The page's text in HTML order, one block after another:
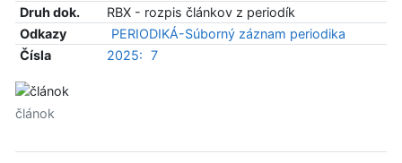
Druh dok.
RBX - rozpis článkov z periodík
Odkazy
PERIODIKÁ-Súborný záznam periodika
Čísla
2025: 7
článok